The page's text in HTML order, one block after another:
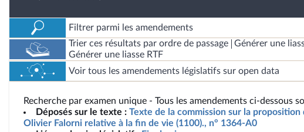
Filtrer parmi les amendements
Trier ces résultats par ordre de passage
Générer une
Générer une liasse RTF
Voir tous les amendements législatifs sur open data
Recherche par examen unique - Tous les amendements ci-dessous
Déposés sur le texte : Texte de la commission sur la proposition
Olivier Falorni relative à la fin de vie (1100)., n° 1364-A0